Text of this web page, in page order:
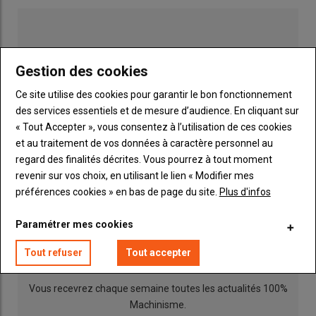
a diminué le coût à l’hectare de l’azote liquide, grâce à la
pommes de terre. © U. Dubroeucq
L’exploitation dispose d’une cuve frontale Arland
de 1 900 l
contenant l’azote, associée à un
semoir
Publicité
INSCRIPTION NEWSLETTER
Vous recevrez chaque semaine toutes les actualités 100%
Machinisme.
Gestion des cookies
Ce site utilise des cookies pour garantir le bon fonctionnement
des services essentiels et de mesure d’audience. En cliquant sur
« Tout Accepter », vous consentez à l’utilisation de ces cookies
et au traitement de vos données à caractère personnel au
regard des finalités décrites. Vous pourrez à tout moment
revenir sur vos choix, en utilisant le lien « Modifier mes
préférences cookies » en bas de page du site. Plus d'infos
Paramétrer mes cookies
Tout refuser Tout accepter